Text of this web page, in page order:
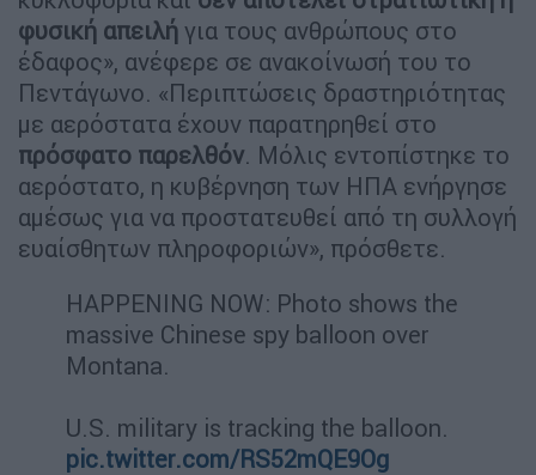
φυσική απειλή για τους ανθρώπους στο
έδαφος», ανέφερε σε ανακοίνωσή του το
Πεντάγωνο. «Περιπτώσεις δραστηριότητας
με αερόστατα έχουν παρατηρηθεί στο
πρόσφατο παρελθόν. Μόλις εντοπίστηκε το
αερόστατο, η κυβέρνηση των ΗΠΑ ενήργησε
αμέσως για να προστατευθεί από τη συλλογή
ευαίσθητων πληροφοριών», πρόσθετε.
HAPPENING NOW: Photo shows the
massive Chinese spy balloon over
Montana.
U.S. military is tracking the balloon.
pic.twitter.com/RS52mQE9Og